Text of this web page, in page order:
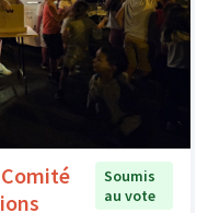
Soumis
au vote